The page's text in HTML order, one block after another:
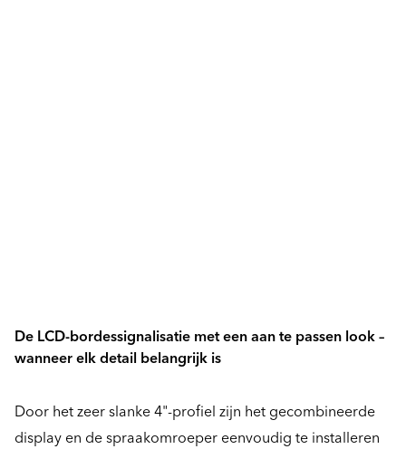
De LCD-bordessignalisatie met een aan te passen look –
wanneer elk detail belangrijk is
Door het zeer slanke 4"-profiel zijn het gecombineerde
display en de spraakomroeper eenvoudig te installeren